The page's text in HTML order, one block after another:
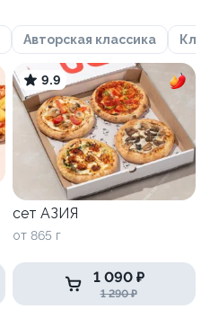
Авторская классика
9.9
сет АЗИЯ
от 865 г
1 090 ₽
1 290 ₽